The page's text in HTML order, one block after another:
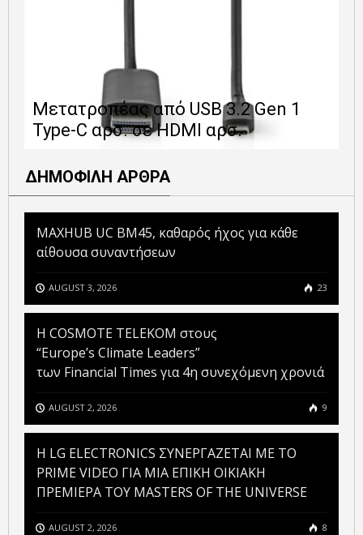
Μετατροπέας από USB 3.2 Gen 1
Type-C αρσ. σε HDMI αρσ.
ΔΗΜΟΦΙΛΗ ΑΡΘΡΑ
MAXHUB UC BM45, καθαρός ήχος για κάθε
αίθουσα συναντήσεων
AUGUST 3, 2026 23
Η COSMOTE TELEKOM στους
“Europe’s Climate Leaders”
των Financial Times για 4η συνεχόμενη χρονιά
AUGUST 2, 2026 9
H LG ELECTRONICS ΣΥΝΕΡΓΑΖΕΤΑΙ ΜΕ ΤΟ
PRIME VIDEO ΓΙΑ ΜΙΑ ΕΠΙΚΗ ΟΙΚΙΑΚΗ
ΠΡΕΜΙΕΡΑ ΤΟΥ MASTERS OF THE UNIVERSE
AUGUST 2, 2026 8